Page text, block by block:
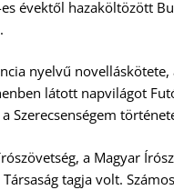
évektől hazaköltözött
nyelvű novelláskötete,
látott napvilágot
Szerecsenségem
a Magyar
tagja volt.